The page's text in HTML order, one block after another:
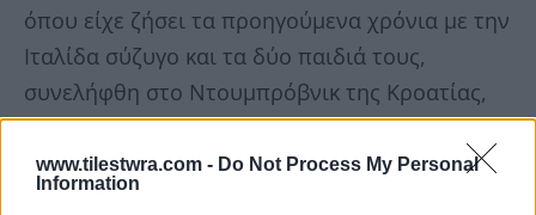
www.tilestwra.com - Do Not Process My Personal
Information
όπου είχε ζήσει τα προηγούμενα χρόνια με την
Ιταλίδα σύζυγο και τα δύο παιδιά τους,
συνελήφθη στο Ντουμπρόβνικ της Κροατίας,
με βάση ένταλμα που είχε εκδοθεί σε βάρος
του από τις σερβικές Αρχές. Οι Σέρβοι ζητούν
την έκδοσή του για «υποκίνηση εγκληματικών